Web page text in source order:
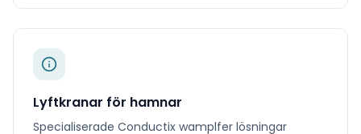
Lyftkranar för hamnar
Specialiserade Conductix wamplfer lösningar